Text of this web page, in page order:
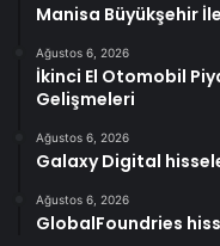
Manisa Büyükşehir
Ağustos 6, 2026
İkinci El Otomobil
Gelişmeleri
Ağustos 6, 2026
Galaxy Digital
Ağustos 6, 2026
GlobalFoundries